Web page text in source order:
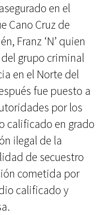
en el
Cano Cruz de
Franz ‘N’ quien
grupo criminal
en el Norte del
fue puesto a
por los
calificado en grado
ilegal de la
de secuestro
cometida por
calificado y